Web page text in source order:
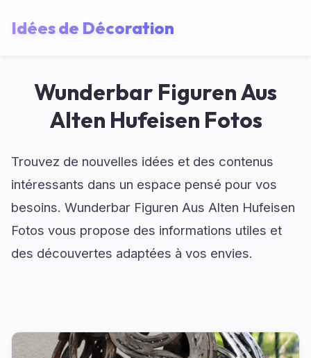
Idées de Décoration
Wunderbar Figuren Aus
Alten Hufeisen Fotos
Trouvez de nouvelles idées et des contenus
intéressants dans un espace pensé pour vos
besoins. Wunderbar Figuren Aus Alten Hufeisen
Fotos vous propose des informations utiles et
des découvertes adaptées à vos envies.